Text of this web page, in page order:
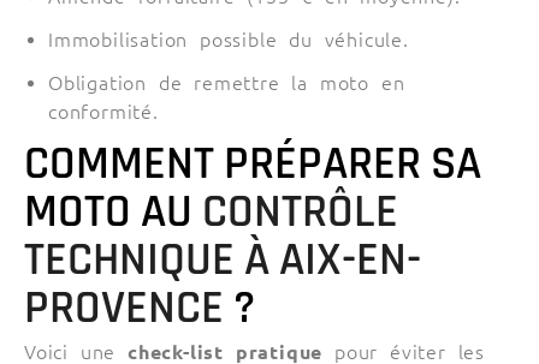
Immobilisation possible du véhicule.
Obligation de remettre la moto en
conformité.
COMMENT PRÉPARER SA
MOTO AU CONTRÔLE
TECHNIQUE À AIX-EN-
PROVENCE ?
Voici une check-list pratique pour éviter les